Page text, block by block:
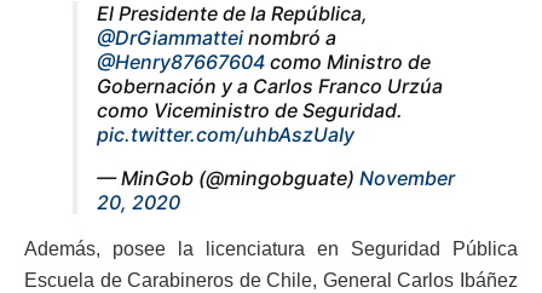
El Presidente de la República,
@DrGiammattei nombró a
@Henry87667604 como Ministro de
Gobernación y a Carlos Franco Urzúa
como Viceministro de Seguridad.
pic.twitter.com/uhbAszUaIy
— MinGob (@mingobguate) November
20, 2020
Además, posee la licenciatura en Seguridad Pública
Escuela de Carabineros de Chile, General Carlos Ibáñez